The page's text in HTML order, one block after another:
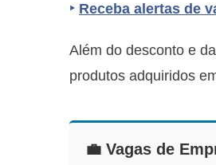
‣ Receba alertas de
Além do desconto e
produtos adquiridos
💼 Vagas de